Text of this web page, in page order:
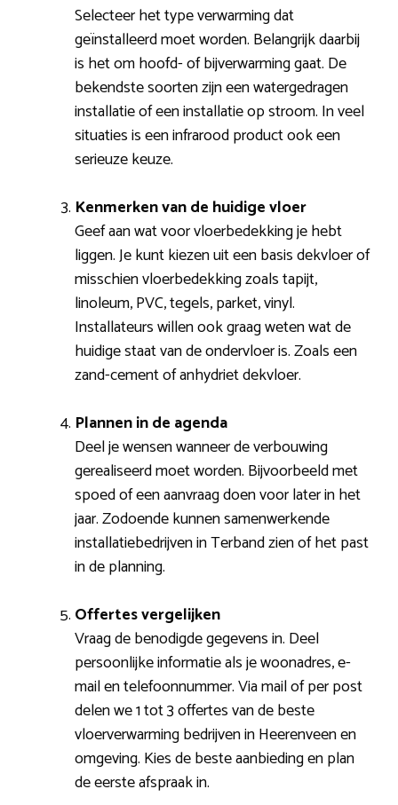
Selecteer het type verwarming dat
geïnstalleerd moet worden. Belangrijk daarbij
is het om hoofd- of bijverwarming gaat. De
bekendste soorten zijn een watergedragen
installatie of een installatie op stroom. In veel
situaties is een infrarood product ook een
serieuze keuze.
Kenmerken van de huidige vloer
Geef aan wat voor vloerbedekking je hebt
liggen. Je kunt kiezen uit een basis dekvloer of
misschien vloerbedekking zoals tapijt,
linoleum, PVC, tegels, parket, vinyl.
Installateurs willen ook graag weten wat de
huidige staat van de ondervloer is. Zoals een
zand-cement of anhydriet dekvloer.
Plannen in de agenda
Deel je wensen wanneer de verbouwing
gerealiseerd moet worden. Bijvoorbeeld met
spoed of een aanvraag doen voor later in het
jaar. Zodoende kunnen samenwerkende
installatiebedrijven in Terband zien of het past
in de planning.
Offertes vergelijken
Vraag de benodigde gegevens in. Deel
persoonlijke informatie als je woonadres, e-
mail en telefoonnummer. Via mail of per post
delen we 1 tot 3 offertes van de beste
vloerverwarming bedrijven in Heerenveen en
omgeving. Kies de beste aanbieding en plan
de eerste afspraak in.